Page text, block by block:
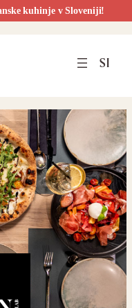
kuhinje v Sloveniji!
SI